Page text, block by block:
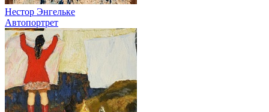
Нестор Энгельке
Автопортрет